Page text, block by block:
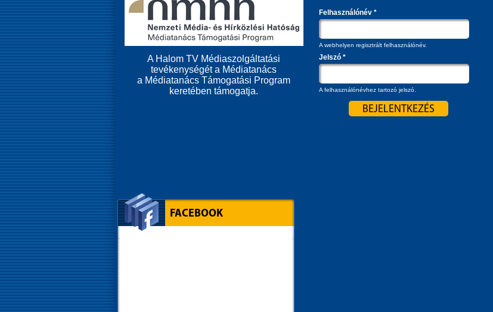
Felhasználónév *
A webhelyen regisztrált felhasználónév.
Jelszó *
A felhasználónévhez tartozó jelszó.
A Halom TV Médiaszolgáltatási
tevékenységét a Médiatanács
a Médiatanács Támogatási Program
keretében támogatja.
FACEBOOK